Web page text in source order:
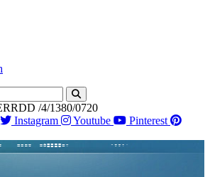
/4/1380/0720
Instagram Youtube
Pinterest